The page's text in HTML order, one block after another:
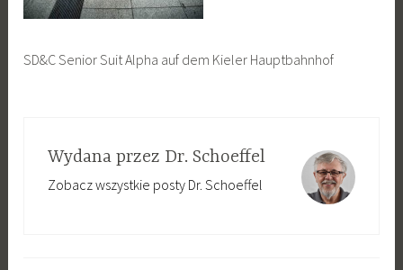
SD&C Senior Suit Alpha auf dem Kieler Hauptbahnhof
Wydana przez Dr. Schoeffel
Zobacz wszystkie posty Dr. Schoeffel